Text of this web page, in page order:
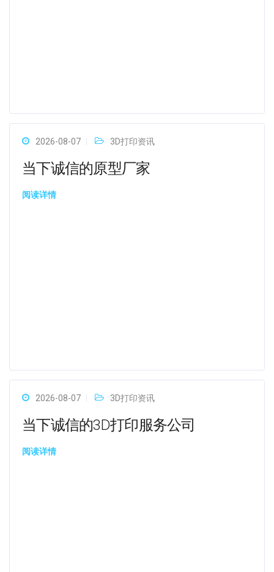
2026-08-07 3D打印资讯
当下诚信的原型厂家
阅读详情
2026-08-07 3D打印资讯
当下诚信的3D打印服务公司
阅读详情